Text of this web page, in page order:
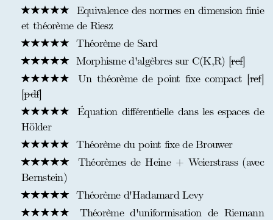
Equivalence des normes en dimension finie
et théorème de Riesz
Théorème de Sard
Morphisme d'algèbres sur C(K,R) [ref]
Un théorème de point fixe compact [ref]
[pdf]
Équation différentielle dans les espaces de
Hölder
Théorème du point fixe de Brouwer
Théorèmes de Heine + Weierstrass (avec
Bernstein)
Théorème d'Hadamard Levy
Théorème d'uniformisation de Riemann